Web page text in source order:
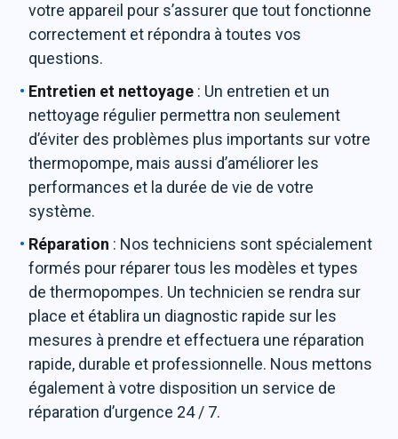
votre appareil pour s’assurer que tout fonctionne
correctement et répondra à toutes vos
questions.
Entretien et nettoyage : Un entretien et un
nettoyage régulier permettra non seulement
d’éviter des problèmes plus importants sur votre
thermopompe, mais aussi d’améliorer les
performances et la durée de vie de votre
système.
Réparation : Nos techniciens sont spécialement
formés pour réparer tous les modèles et types
de thermopompes. Un technicien se rendra sur
place et établira un diagnostic rapide sur les
mesures à prendre et effectuera une réparation
rapide, durable et professionnelle. Nous mettons
également à votre disposition un service de
réparation d’urgence 24 / 7.